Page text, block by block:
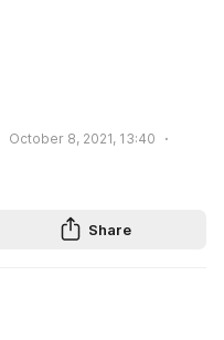
October 8, 2021, 13:40
Share